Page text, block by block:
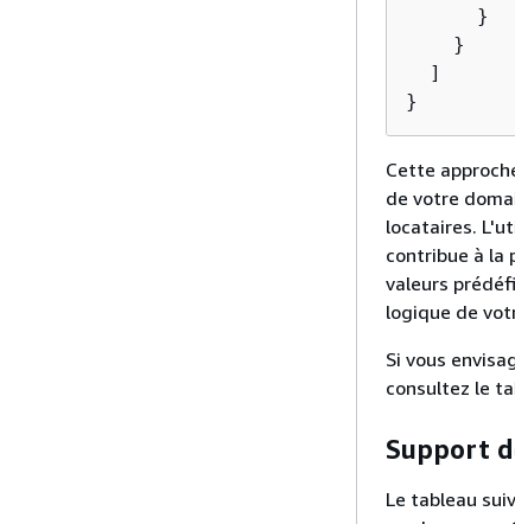
      }
    }
  ]
}
Cette
de votre
locataires.
contribue à la
valeurs
logique de
Si vous
consultez le
Support
Le tableau